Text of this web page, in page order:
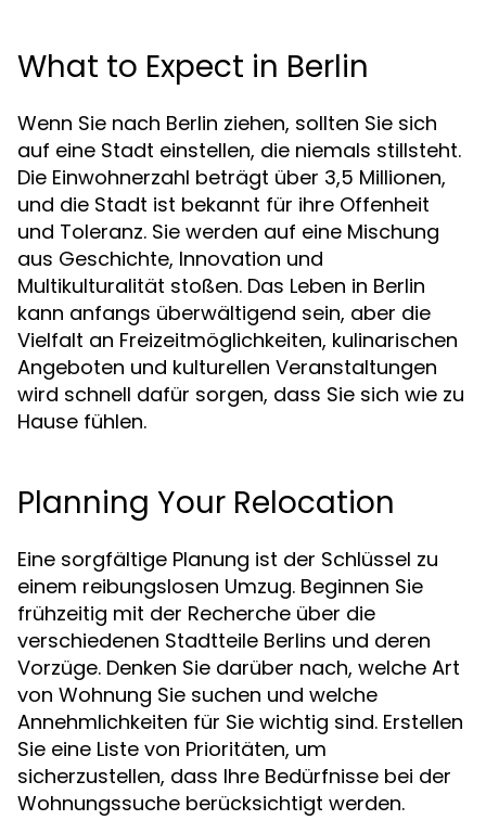
What to Expect in Berlin
Wenn Sie nach Berlin ziehen, sollten Sie sich
auf eine Stadt einstellen, die niemals stillsteht.
Die Einwohnerzahl beträgt über 3,5 Millionen,
und die Stadt ist bekannt für ihre Offenheit
und Toleranz. Sie werden auf eine Mischung
aus Geschichte, Innovation und
Multikulturalität stoßen. Das Leben in Berlin
kann anfangs überwältigend sein, aber die
Vielfalt an Freizeitmöglichkeiten, kulinarischen
Angeboten und kulturellen Veranstaltungen
wird schnell dafür sorgen, dass Sie sich wie zu
Hause fühlen.
Planning Your Relocation
Eine sorgfältige Planung ist der Schlüssel zu
einem reibungslosen Umzug. Beginnen Sie
frühzeitig mit der Recherche über die
verschiedenen Stadtteile Berlins und deren
Vorzüge. Denken Sie darüber nach, welche Art
von Wohnung Sie suchen und welche
Annehmlichkeiten für Sie wichtig sind. Erstellen
Sie eine Liste von Prioritäten, um
sicherzustellen, dass Ihre Bedürfnisse bei der
Wohnungssuche berücksichtigt werden.